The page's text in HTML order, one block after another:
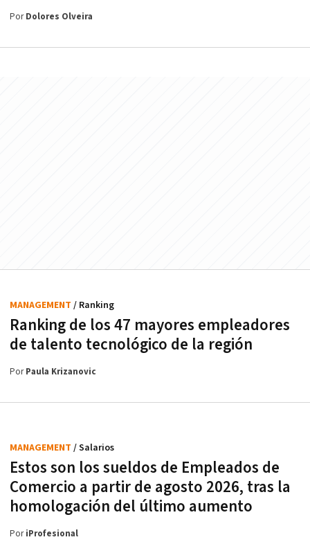
PorDolores Olveira
Ranking de los 47 mayores empleadores
de talento tecnológico de la región
MANAGEMENT / Ranking
PorPaula Krizanovic
Estos son los sueldos de Empleados de
Comercio a partir de agosto 2026, tras la
homologación del último aumento
MANAGEMENT / Salarios
PoriProfesional